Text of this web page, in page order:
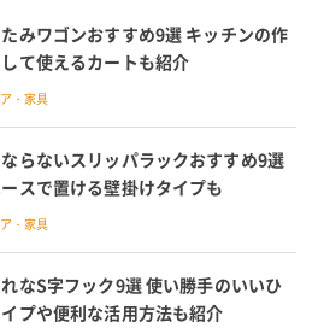
みワゴンおすすめ9選 キッチンの作
て使えるカートも紹介
・家具
らないスリッパラックおすすめ9選
スで置ける壁掛けタイプも
・家具
なS字フック9選 使い勝手のいいひ
プや便利な活用方法も紹介